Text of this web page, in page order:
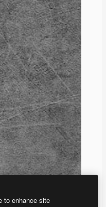
to enhance site